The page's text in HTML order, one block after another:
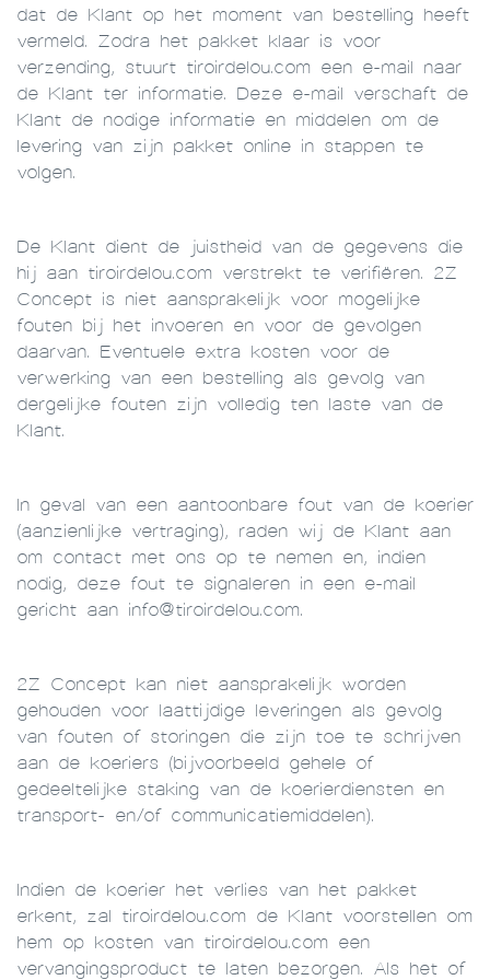
dat de Klant op het moment van bestelling heeft
vermeld. Zodra het pakket klaar is voor
verzending, stuurt tiroirdelou.com een e-mail naar
de Klant ter informatie. Deze e-mail verschaft de
Klant de nodige informatie en middelen om de
levering van zijn pakket online in stappen te
volgen.
De Klant dient de juistheid van de gegevens die
hij aan tiroirdelou.com verstrekt te verifiëren. 2Z
Concept is niet aansprakelijk voor mogelijke
fouten bij het invoeren en voor de gevolgen
daarvan. Eventuele extra kosten voor de
verwerking van een bestelling als gevolg van
dergelijke fouten zijn volledig ten laste van de
Klant.
In geval van een aantoonbare fout van de koerier
(aanzienlijke vertraging), raden wij de Klant aan
om contact met ons op te nemen en, indien
nodig, deze fout te signaleren in een e-mail
gericht aan info@tiroirdelou.com.
2Z Concept kan niet aansprakelijk worden
gehouden voor laattijdige leveringen als gevolg
van fouten of storingen die zijn toe te schrijven
aan de koeriers (bijvoorbeeld gehele of
gedeeltelijke staking van de koerierdiensten en
transport- en/of communicatiemiddelen).
Indien de koerier het verlies van het pakket
erkent, zal tiroirdelou.com de Klant voorstellen om
hem op kosten van tiroirdelou.com een
vervangingsproduct te laten bezorgen. Als het of